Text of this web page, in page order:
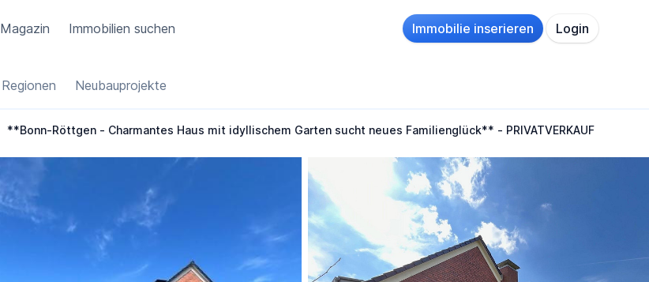
Magazin Immobilien suchen Immobilie inserieren Login
Regionen Neubauprojekte
**Bonn-Röttgen - Charmantes Haus mit idyllischem Garten sucht neues Familienglück** - PRIVATVERKAUF